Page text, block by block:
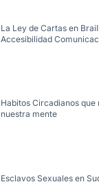
La Ley de Cartas en
Accesibilidad
Habitos Circadianos que
nuestra mente
Esclavos Sexuales en